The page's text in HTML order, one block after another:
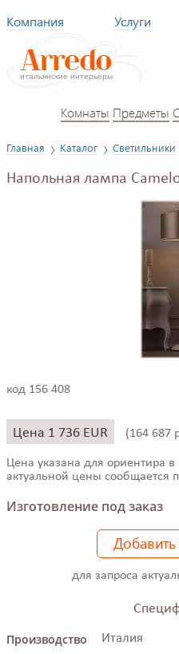
Компания Услуги
Комнаты Предметы
Главная Каталог Светильники
Напольная лампа
код 156 408
Цена 1 736 EUR (164 687
Цена указана для ориентира
актуальной цены сообщается
Изготовление под заказ
для запроса
Производство
Италия